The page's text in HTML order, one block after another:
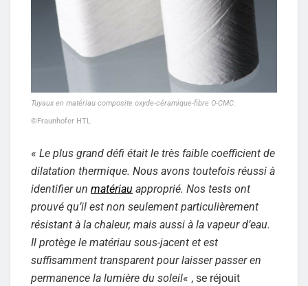
Tuyaux en matériau composite oxyde-céramique-fibre O-CMC.
©Fraunhofer HTL
« Le plus grand défi était le très faible coefficient de
dilatation thermique. Nous avons toutefois réussi à
identifier un matériau approprié. Nos tests ont
prouvé qu’il est non seulement particulièrement
résistant à la chaleur, mais aussi à la vapeur d’eau.
Il protège le matériau sous-jacent et est
suffisamment transparent pour laisser passer en
permanence la lumière du soleil« , se réjouit